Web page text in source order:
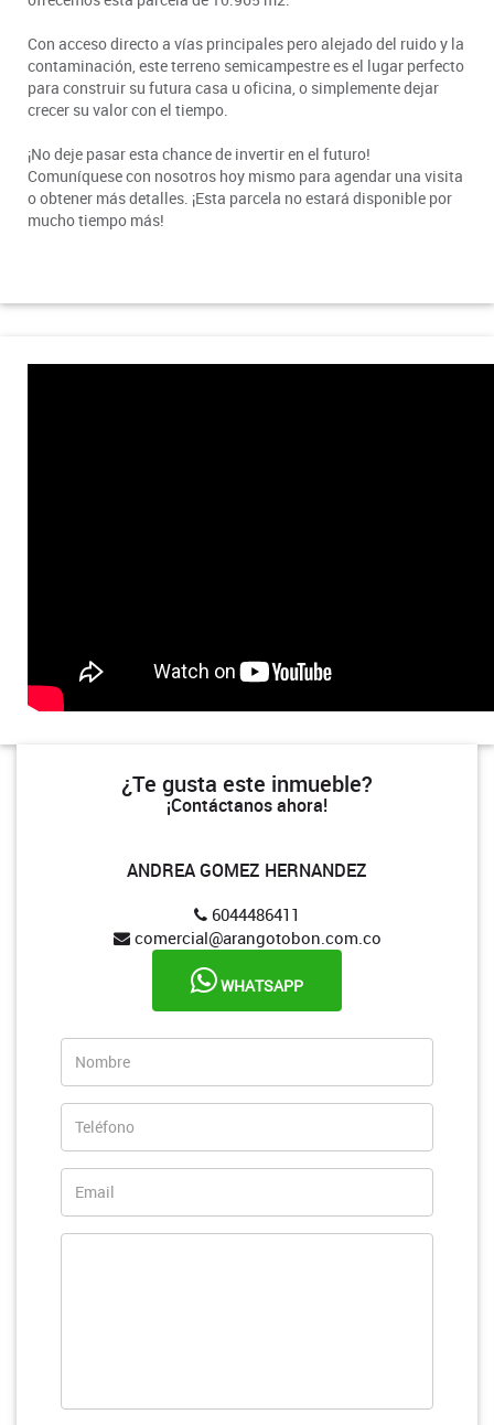
Con acceso directo a vías principales pero alejado del ruido y la
contaminación, este terreno semicampestre es el lugar perfecto
para construir su futura casa u oficina, o simplemente dejar
crecer su valor con el tiempo.
¡No deje pasar esta chance de invertir en el futuro!
Comuníquese con nosotros hoy mismo para agendar una visita
o obtener más detalles. ¡Esta parcela no estará disponible por
mucho tiempo más!
¿Te gusta este inmueble?
¡Contáctanos ahora!
ANDREA GOMEZ HERNANDEZ
6044486411
comercial@arangotobon.com.co
WHATSAPP